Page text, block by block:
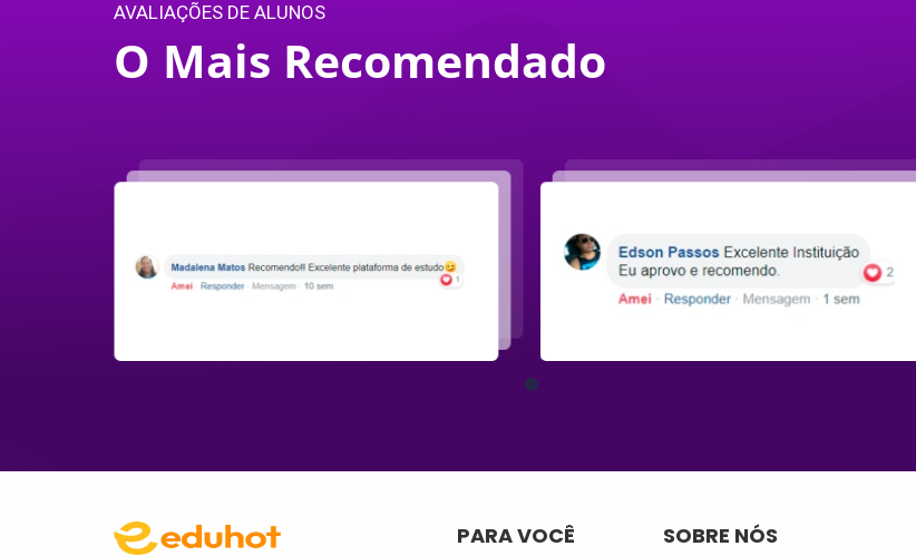
AVALIAÇÕES DE ALUNOS
O Mais Recomendado
PARA VOCÊ SOBRE NÓS